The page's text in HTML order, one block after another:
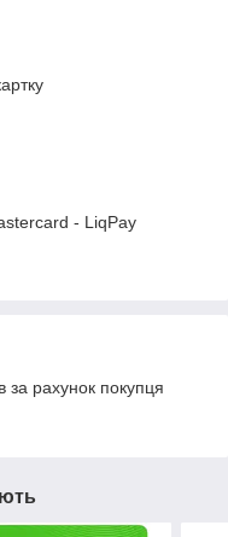
- LiqPay
за рахунок покупця